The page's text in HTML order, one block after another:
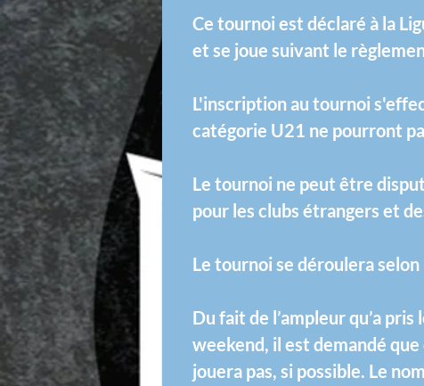
Ce tournoi est déclaré à la
et se joue suivant le
L'inscription au tournoi
catégorie U21 ne pourront
Le tournoi ne peut être
pour les clubs étrangers et
Le tournoi se déroulera
Du fait de l’ampleur qu’a
weekend, il est demandé
jouera pas, si possible. Le